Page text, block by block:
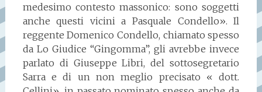
medesimo contesto massonico: sono soggetti
anche questi vicini a Pasquale Condello». Il
reggente Domenico Condello, chiamato spesso
da Lo Giudice “Gingomma”, gli avrebbe invece
parlato di Giuseppe Libri, del sottosegretario
Sarra e di un non meglio precisato « dott.